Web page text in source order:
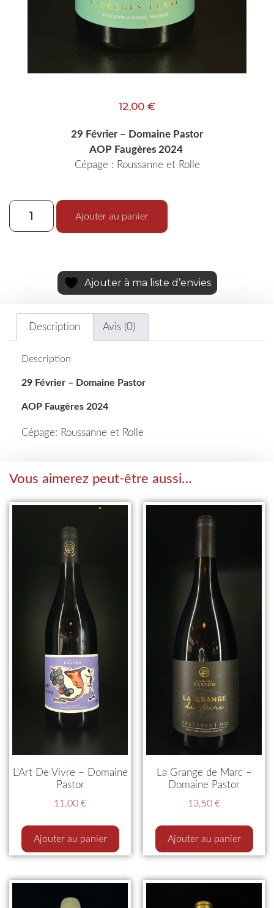
12,00 €
29 Février – Domaine Pastor
AOP Faugères 2024
Cépage : Roussanne et Rolle
Ajouter au panier
Ajouter à ma liste d’envies
Description Avis (0)
Description
29 Février – Domaine Pastor
AOP Faugères 2024
Cépage: Roussanne et Rolle
Vous aimerez peut-être aussi…
L’Art De Vivre – Domaine
Pastor
11,00 €
Ajouter au panier
La Grange de Marc –
Domaine Pastor
13,50 €
Ajouter au panier